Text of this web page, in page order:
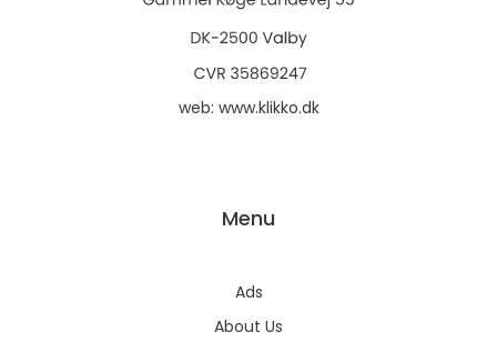
web: www.klikko.dk
Menu
Ads
About Us